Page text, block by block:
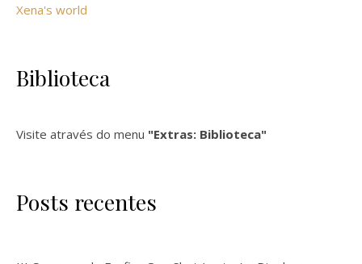
Xena's world
Biblioteca
Visite através do menu "Extras: Biblioteca"
Posts recentes